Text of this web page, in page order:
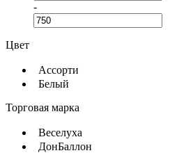
-
Цвет
Ассорти
Белый
Торговая марка
Веселуха
ДонБаллон